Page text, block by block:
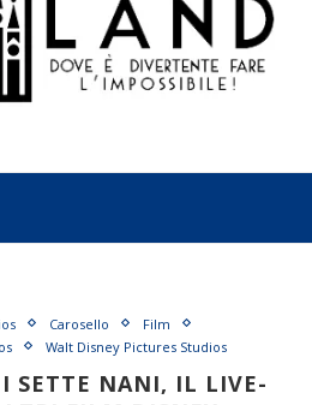
Carosello
Film
Walt Disney Pictures Studios
SETTE NANI, IL LIVE-